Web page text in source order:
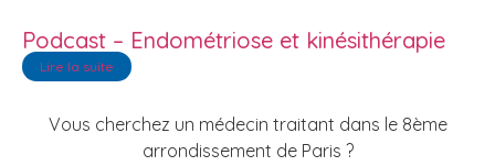
Podcast – Endométriose et kinésithérapie
Lire la suite
Vous cherchez un médecin traitant dans le 8ème
arrondissement de Paris ?